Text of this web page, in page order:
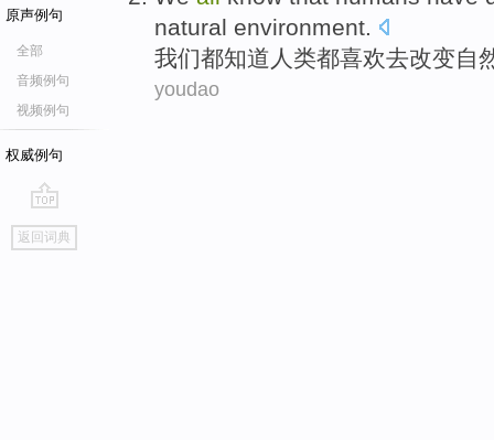
原声例句
全部
音频例句
视频例句
权威例句
go
top
返回词典
natural environment.
我们都知道 人类都喜欢去改变自
youdao